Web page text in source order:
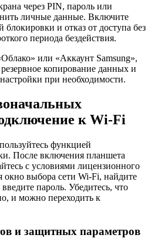
через PIN, пароль или
личные данные. Включите
и отказ от доступа без
периода бездействия.
или «Аккаунт Samsung»,
копирование данных и
при необходимости.
к Wi-Fi
функцией
После включения планшета
с условиями лицензионного
окно выбора сети Wi-Fi, найдите
пароль. Убедитесь, что
и можно переходить к
и защитных параметров